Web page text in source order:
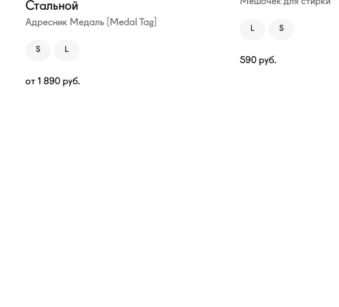
Стальной
Адресник Медаль [Medal Tag]
S L
от 1 890 руб.
L S
590 руб.